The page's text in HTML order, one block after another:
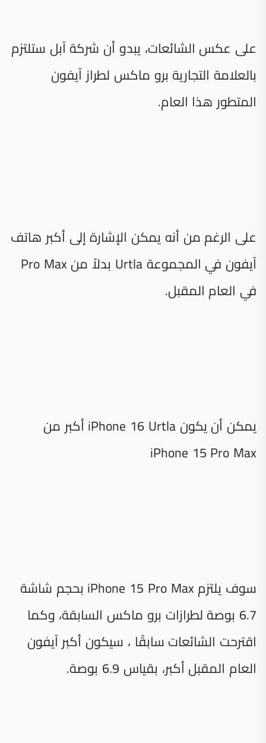
على عكس الشائعات، يبدو أن شركة آبل ستلتزم
بالعلامة التجارية برو ماكس لطراز آيفون
المتطور هذا العام.
على الرغم من أنه يمكن الإشارة إلى أكبر هاتف
آيفون في المجموعة Urtla بدلاً من Pro Max
في العام المقبل.
يمكن أن يكون iPhone 16 Urtla أكبر من
iPhone 15 Pro Max
سوف يلتزم iPhone 15 Pro Max بحجم شاشة
6.7 بوصة لطرازات برو ماكس السابقة، وكما
اقترحت الشائعات سابقًا ، سيكون أكبر آيفون
العام المقبل أكبر، بقياس 6.9 بوصة.